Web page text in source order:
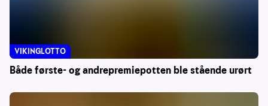
Både første- og andrepremiepotten ble stående urørt
VIKINGLOTTO